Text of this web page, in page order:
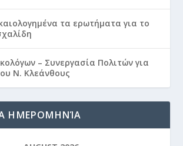
τα ερωτήματα για το
– Συνεργασία Πολιτών για
Ν. Κλεάνθους
ΗΜΕΡΟΜΗΝΊΑ